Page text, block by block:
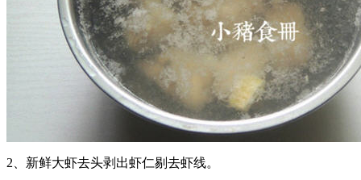
2、新鲜大虾去头剥出虾仁剔去虾线。